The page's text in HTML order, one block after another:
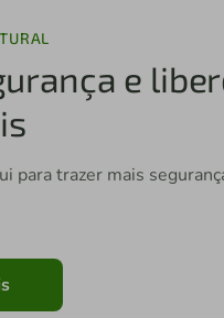
e
para trazer mais